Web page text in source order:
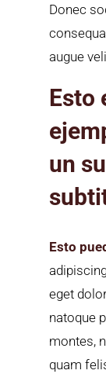
Donec
augue
Esto
un
Esto
eget
natoque
montes,
quam